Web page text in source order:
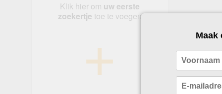
Maak
Klik hier om uw eerste
zoekertje toe te voegen
+